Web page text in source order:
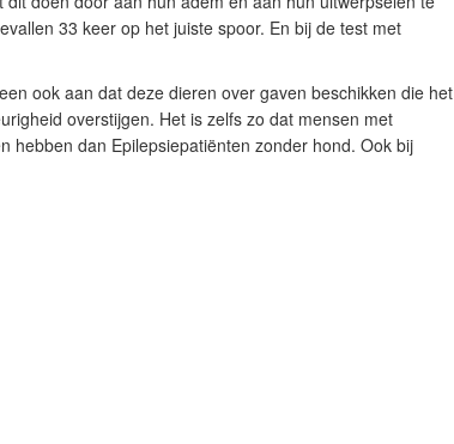
33 keer op het juiste spoor. En bij de test met
ook aan dat deze dieren over gaven beschikken die het
overstijgen. Het is zelfs zo dat mensen met
hebben dan Epilepsiepatiënten zonder hond. Ook bij